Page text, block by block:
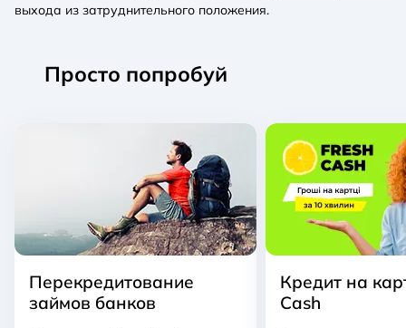
выхода из затруднительного положения.
Просто попробуй
Перекредитование
займов банков
Кредит на
Cash